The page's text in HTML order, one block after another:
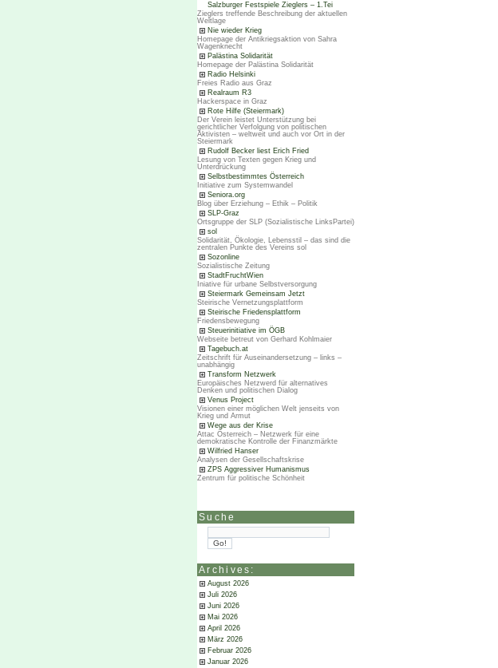
Salzburger Festspiele Zieglers – 1.Tei
Zieglers treffende Beschreibung der aktuellen
Weltlage
Nie wieder Krieg
Homepage der Antikriegsaktion von Sahra
Wagenknecht
Palästina Solidarität
Homepage der Palästina Solidarität
Radio Helsinki
Freies Radio aus Graz
Realraum R3
Hackerspace in Graz
Rote Hilfe (Steiermark)
Der Verein leistet Unterstützung bei
gerichtlicher Verfolgung von politischen
Aktivisten – weltweit und auch vor Ort in der
Steiermark
Rudolf Becker liest Erich Fried
Lesung von Texten gegen Krieg und
Unterdrückung
Selbstbestimmtes Österreich
Initiative zum Systemwandel
Seniora.org
Blog über Erziehung – Ethik – Politik
SLP-Graz
Ortsgruppe der SLP (Sozialistische LinksPartei)
sol
Solidarität, Ökologie, Lebensstil – das sind die
zentralen Punkte des Vereins sol
Sozonline
Sozialistische Zeitung
StadtFruchtWien
Iniative für urbane Selbstversorgung
Steiermark Gemeinsam Jetzt
Steirische Vernetzungsplattform
Steirische Friedensplattform
Friedensbewegung
Steuerinitiative im ÖGB
Webseite betreut von Gerhard Kohlmaier
Tagebuch.at
Zeitschrift für Auseinandersetzung – links –
unabhängig
Transform Netzwerk
Europäisches Netzwerd für alternatives
Denken und politischen Dialog
Venus Project
Visionen einer möglichen Welt jenseits von
Krieg und Armut
Wege aus der Krise
Attac Österreich – Netzwerk für eine
demokratische Kontrolle der Finanzmärkte
Wilfried Hanser
Analysen der Gesellschaftskrise
ZPS Aggressiver Humanismus
Zentrum für politische Schönheit
Suche
Archives:
August 2026
Juli 2026
Juni 2026
Mai 2026
April 2026
März 2026
Februar 2026
Januar 2026